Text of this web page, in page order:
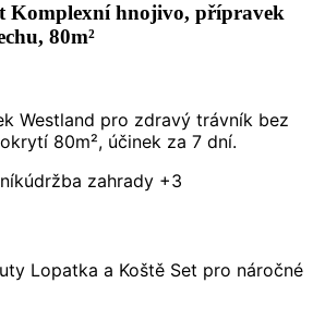
Komplexní hnojivo, přípravek
80m²
Westland pro zdravý trávník bez
80m², účinek za 7 dní.
údržba zahrady +3
Lopatka a Koště Set pro náročné